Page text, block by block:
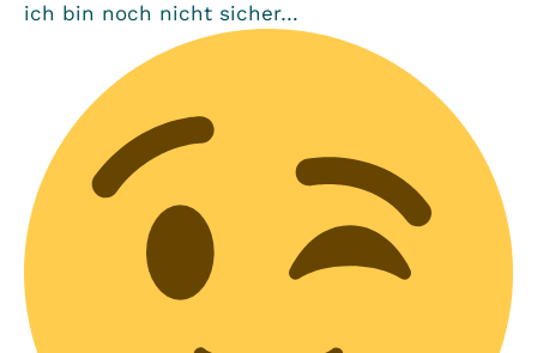
ich bin noch nicht sicher…